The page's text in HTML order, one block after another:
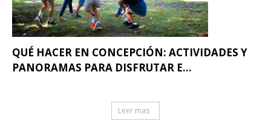
QUÉ HACER EN CONCEPCIÓN: ACTIVIDADES Y
PANORAMAS PARA DISFRUTAR E...
Leer mas